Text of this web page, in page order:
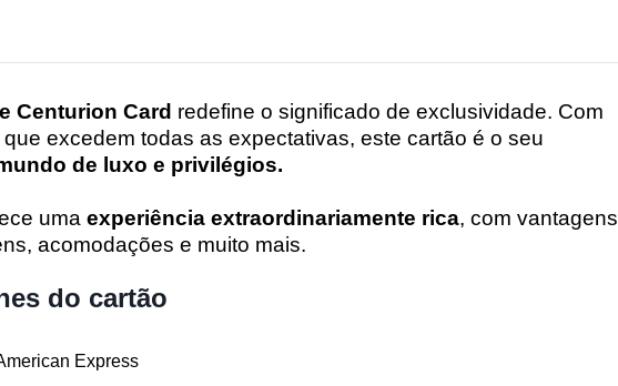
Centurion Card redefine o significado de exclusividade. Com
excedem todas as expectativas, este cartão é o seu
de luxo e privilégios.
uma experiência extraordinariamente rica, com vantagens
acomodações e muito mais.
do cartão
Express